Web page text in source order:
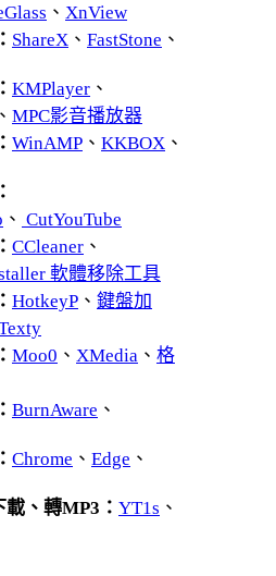
、 XnView
ShareX 、 FastStone 、
KMPlayer 、
、 MPC影音播放器
WinAMP 、 KKBOX 、
、 CutYouTube
CCleaner 、
軟體移除工具
HotkeyP 、 鍵盤加
Moo0 、 XMedia 、 格
BurnAware 、
Chrome 、 Edge 、
載、轉MP3： YT1s 、